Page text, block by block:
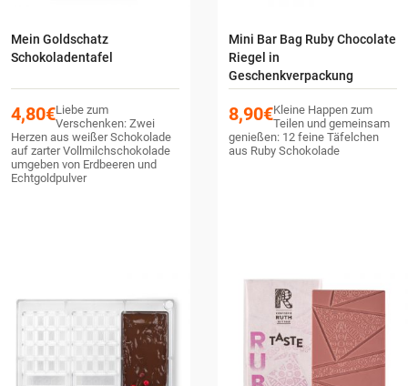
Mein Goldschatz
Schokoladentafel
4,80€Liebe zum
Verschenken: Zwei
Herzen aus weißer Schokolade
auf zarter Vollmilchschokolade
umgeben von Erdbeeren und
Echtgoldpulver
Mini Bar Bag Ruby Chocolate
Riegel in
Geschenkverpackung
8,90€Kleine Happen zum
Teilen und gemeinsam
genießen: 12 feine Täfelchen
aus Ruby Schokolade